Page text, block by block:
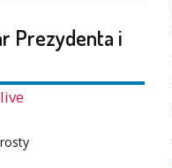
Prezydenta i